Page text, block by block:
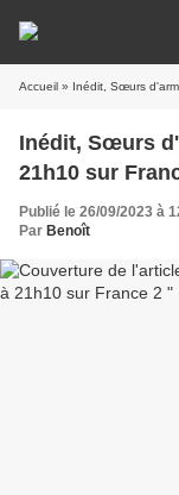
Accueil » Inédit, Sœurs
Inédit, Sœurs
21h10 sur
Publié le 26/09/2023 à
Par Benoît